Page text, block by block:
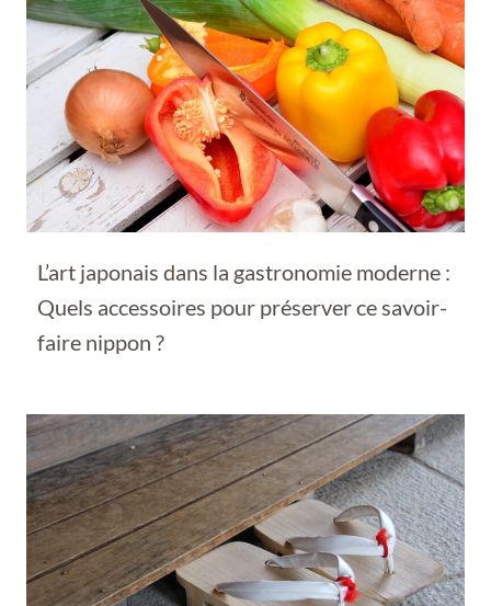
L’art japonais dans la gastronomie moderne :
Quels accessoires pour préserver ce savoir-
faire nippon ?